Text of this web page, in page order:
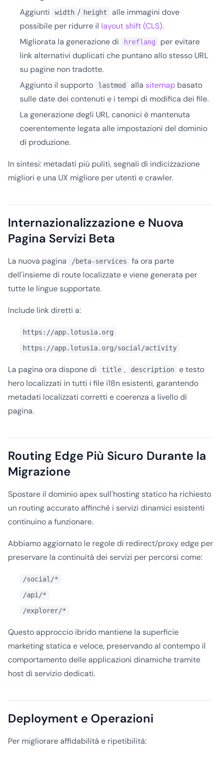
Aggiunti
width / height
alle immagini dove
possibile per ridurre il layout shift (CLS).
Migliorata la generazione di
hreflang
per evitare
link alternativi duplicati che puntano allo stesso URL
su pagine non tradotte.
Aggiunto il supporto
lastmod alla sitemap basato
sulle date dei contenuti e i tempi di modifica dei file.
La generazione degli URL canonici è mantenuta
coerentemente legata alle impostazioni del dominio
di produzione.
In sintesi: metadati più puliti, segnali di indicizzazione
migliori e una UX migliore per utenti e crawler.
Internazionalizzazione e Nuova
Pagina Servizi Beta
La nuova pagina /beta-services
fa ora parte
dell'insieme di route localizzate e viene generata per
tutte le lingue supportate.
Include link diretti a:
https://app.lotusia.org
https://app.lotusia.org/social/activity
La pagina ora dispone di title , description
e testo
hero localizzati in tutti i file i18n esistenti, garantendo
metadati localizzati corretti e coerenza a livello di
pagina.
Routing Edge Più Sicuro Durante la
Migrazione
Spostare il dominio apex sull'hosting statico ha richiesto
un routing accurato affinché i servizi dinamici esistenti
continuino a funzionare.
Abbiamo aggiornato le regole di redirect/proxy edge per
preservare la continuità dei servizi per percorsi come:
/social/*
/api/*
/explorer/*
Questo approccio ibrido mantiene la superficie
marketing statica e veloce, preservando al contempo il
comportamento delle applicazioni dinamiche tramite
host di servizio dedicati.
Deployment e Operazioni
Per migliorare affidabilità e ripetibilità: